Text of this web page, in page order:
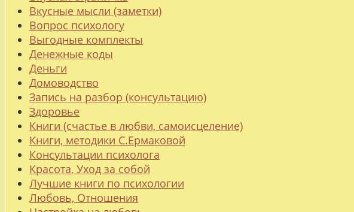
Вкусные мысли (заметки)
Вопрос психологу
Выгодные комплекты
Денежные коды
Деньги
Домоводство
Запись на разбор (консультацию)
Здоровье
Книги (счастье в любви, самоисцеление)
Книги, методики С.Ермаковой
Консультации психолога
Красота, Уход за собой
Лучшие книги по психологии
Любовь, Отношения